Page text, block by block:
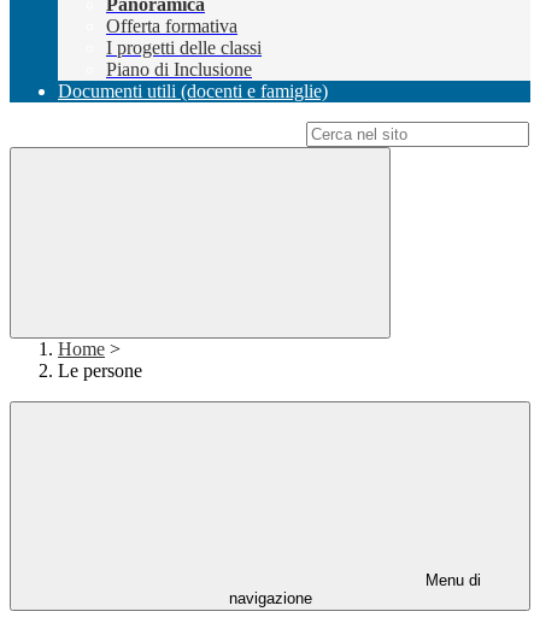
Panoramica
Offerta formativa
I progetti delle classi
Piano di Inclusione
Documenti utili (docenti e famiglie)
Home >
Le persone
Menu di
navigazione